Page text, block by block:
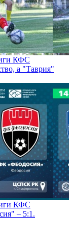
КФС
а "Таврия"
КФС
– 5:1.